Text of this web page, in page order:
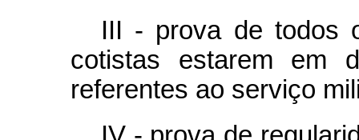
III - prova de todos
cotistas estarem em
referentes ao serviço